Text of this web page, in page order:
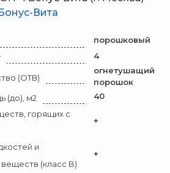
Бонус-Вита
порошковый
4
(ОТВ)
огнетушащий
порошок
(до), м2
40
горящих с
+
и
(класс B)
+